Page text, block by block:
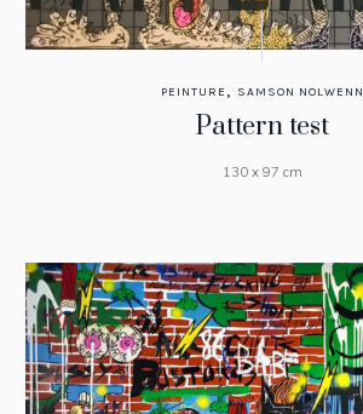
PEINTURE , SAMSON NOLWENN
Pattern test
130 x 97 cm